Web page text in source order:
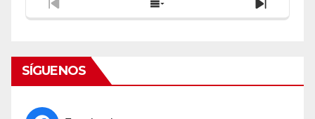
Previous
Episode
Show
Episodes
Next
Episode
SÍGUENOS